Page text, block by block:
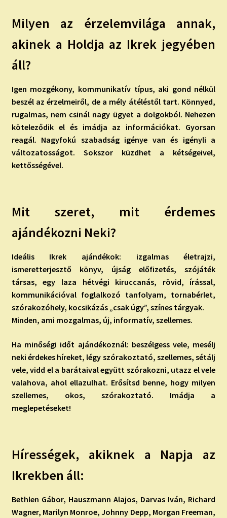
Milyen az érzelemvilága annak,
akinek a Holdja az Ikrek jegyében
áll?
Igen mozgékony, kommunikatív típus, aki gond nélkül
beszél az érzelmeiről, de a mély átéléstől tart. Könnyed,
rugalmas, nem csinál nagy ügyet a dolgokból. Nehezen
köteleződik el és imádja az információkat. Gyorsan
reagál. Nagyfokú szabadság igénye van és igényli a
változatosságot. Sokszor küzdhet a kétségeivel,
kettősségével.
Mit szeret, mit érdemes
ajándékozni Neki?
Ideális Ikrek ajándékok: izgalmas életrajzi,
ismeretterjesztő könyv, újság előfizetés, szójáték
társas, egy laza hétvégi kiruccanás, rövid, írással,
kommunikációval foglalkozó tanfolyam, tornabérlet,
szórakozóhely, kocsikázás „csak úgy”, színes tárgyak.
Minden, ami mozgalmas, új, informatív, szellemes.
Ha minőségi időt ajándékoznál: beszélgess vele, mesélj
neki érdekes híreket, légy szórakoztató, szellemes, sétálj
vele, vidd el a barátaival együtt szórakozni, utazz el vele
valahova, ahol ellazulhat. Erősítsd benne, hogy milyen
szellemes, okos, szórakoztató. Imádja a
meglepetéseket!
Hírességek, akiknek a Napja az
Ikrekben áll:
Bethlen Gábor, Hauszmann Alajos, Darvas Iván, Richard
Wagner, Marilyn Monroe, Johnny Depp, Morgan Freeman,